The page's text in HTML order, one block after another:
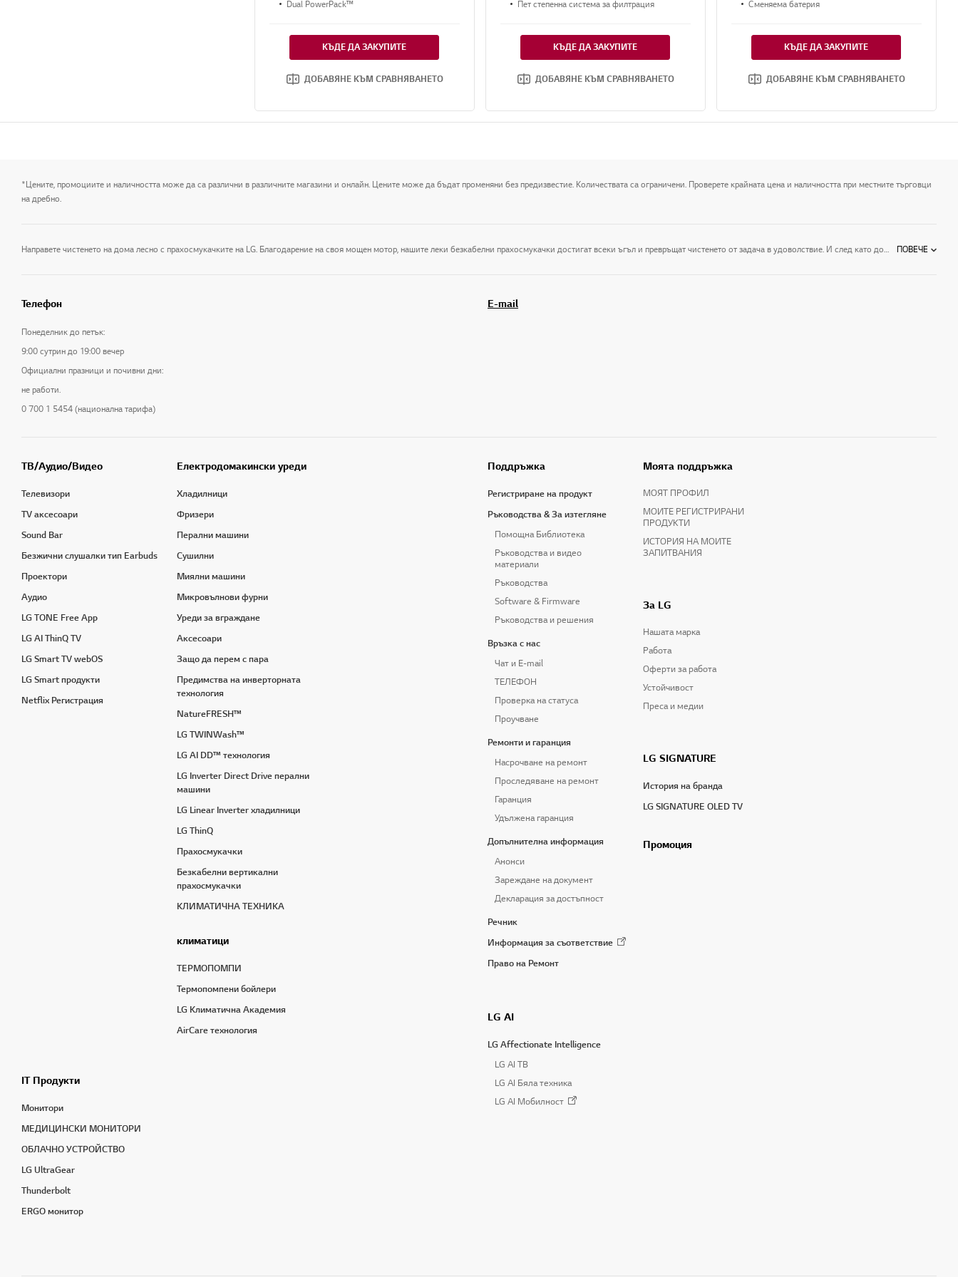
Dual PowerPack™
КЪДЕ ДА ЗАКУПИТЕ
ДОБАВЯНЕ КЪМ СРАВНЯВАНЕТО
Пет степенна система за филтрация
КЪДЕ ДА ЗАКУПИТЕ
ДОБАВЯНЕ КЪМ СРАВНЯВАНЕТО
Сменяема батерия
КЪДЕ ДА ЗАКУПИТЕ
ДОБАВЯНЕ КЪМ СРАВНЯВАНЕТО
*Цените, промоциите и наличността може да са различни в различните магазини и онлайн. Цените може да бъдат променяни без предизвестие. Количествата са ограничени. Проверете крайната цена и наличността при местните търговци
на дребно.
Направете чистенето на дома лесно с прахосмукачките на LG. Благодарение на своя мощен мотор, нашите леки безкабелни прахосмукачки достигат всеки ъгъл и превръщат чистенето от задача в удоволствие. И след като домът ви светне, почистването на вашата LG прахосмукачка става за нула време, за да може да се насладите на своя ден. ПОВЕЧЕ
Телефон
Понеделник до петък:
9:00 сутрин до 19:00 вечер
Официални празници и почивни дни:
не работи.
0 700 1 5454 (национална тарифа)
E-mail
ТB/Аудио/Видео
Телевизори
TV аксесоари
Sound Bar
Безжични слушалки тип Earbuds
Проектори
Аудио
LG TONE Free App
LG AI ThinQ TV
LG Smart TV webOS
LG Smart продукти
Netflix Регистрация
Електродомакински уреди
Хладилници
Фризери
Перални машини
Сушилни
Миялни машини
Микровълнови фурни
Уреди за вграждане
Аксесоари
Защо да перем с пара
Предимства на инверторната
технология
NatureFRESH™
LG TWINWash™
LG AI DD™ технология
LG Inverter Direct Drive перални
машини
LG Linear Inverter хладилници
LG ThinQ
Прахосмукачки
Безкабелни вертикални
прахосмукачки
КЛИМАТИЧНА ТЕХНИКА
климатици
ТЕРМОПОМПИ
Термопомпени бойлери
LG Климатична Академия
AirCare технология
IT Продукти
Монитори
МЕДИЦИНСКИ МОНИТОРИ
OБЛАЧНО УСТРОЙСТВО
LG UltraGear
Thunderbolt
ERGO монитор
Поддръжка
Регистриране на продукт
Ръководства & За изтегляне
Помощна Библиотека
Ръководства и видео
материали
Ръководства
Software & Firmware
Ръководства и решения
Връзка с нас
Чат и E-mail
ТЕЛЕФОН
Проверка на статуса
Проучване
Ремонти и гаранция
Насрочване на ремонт
Проследяване на ремонт
Гаранция
Удължена гаранция
Допълнителна информация
Анонси
Зареждане на документ
Декларация за достъпност
Речник
Информация за съответствие
Право на Ремонт
LG AI
LG Affectionate Intelligence
LG AI TB
LG AI Бяла техника
LG AI Мобилност
Моята поддръжка
МОЯТ ПРОФИЛ
МОИТЕ РЕГИСТРИРАНИ
ПРОДУКТИ
ИСТОРИЯ НА МОИТЕ
ЗАПИТВАНИЯ
За LG
Нашата марка
Работа
Оферти за работа
Устойчивост
Преса и медии
LG SIGNATURE
История на бранда
LG SIGNATURE OLED TV
Промоция